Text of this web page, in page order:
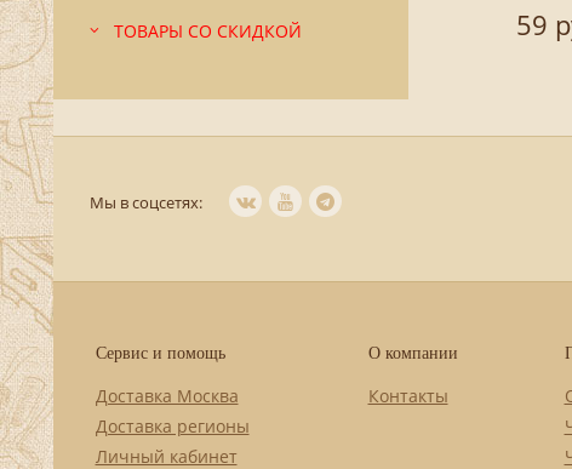
ТОВАРЫ СО СКИДКОЙ
59
Мы в соцсетях:
Сервис и помощь
Доставка Москва
Доставка регионы
Личный кабинет
О компании
Контакты